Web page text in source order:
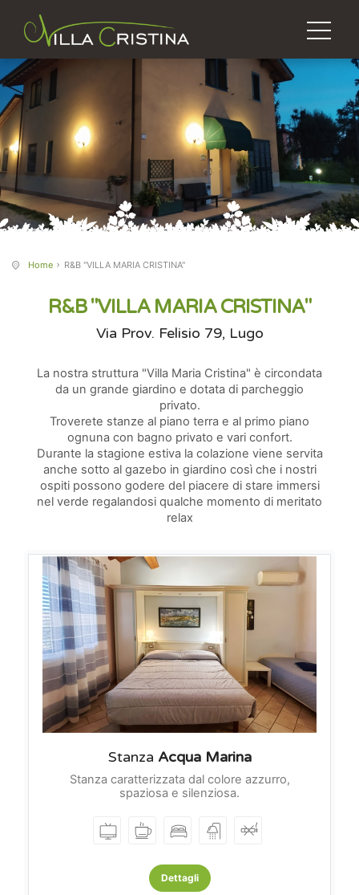
Home R&B "VILLA MARIA CRISTINA"
R&B "VILLA MARIA CRISTINA"
Via Prov. Felisio 79, Lugo
La nostra struttura "Villa Maria Cristina" è circondata
da un grande giardino e dotata di parcheggio
privato.
Troverete stanze al piano terra e al primo piano
ognuna con bagno privato e vari confort.
Durante la stagione estiva la colazione viene servita
anche sotto al gazebo in giardino così che i nostri
ospiti possono godere del piacere di stare immersi
nel verde regalandosi qualche momento di meritato
relax
Stanza Acqua Marina
Stanza caratterizzata dal colore azzurro,
spaziosa e silenziosa.
Dettagli